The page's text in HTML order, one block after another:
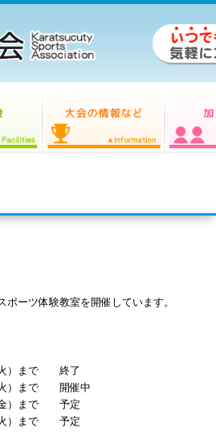
ーツ体験教室を開催しています。
火）まで 終了
火）まで 開催中
金）まで 予定
火）まで 予定